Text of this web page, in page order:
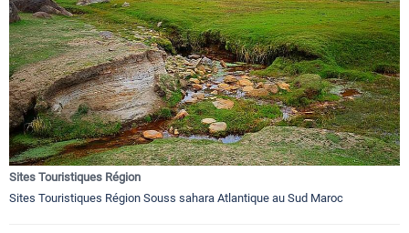
Sites Touristiques Région
Sites Touristiques Région Souss sahara Atlantique au Sud Maroc